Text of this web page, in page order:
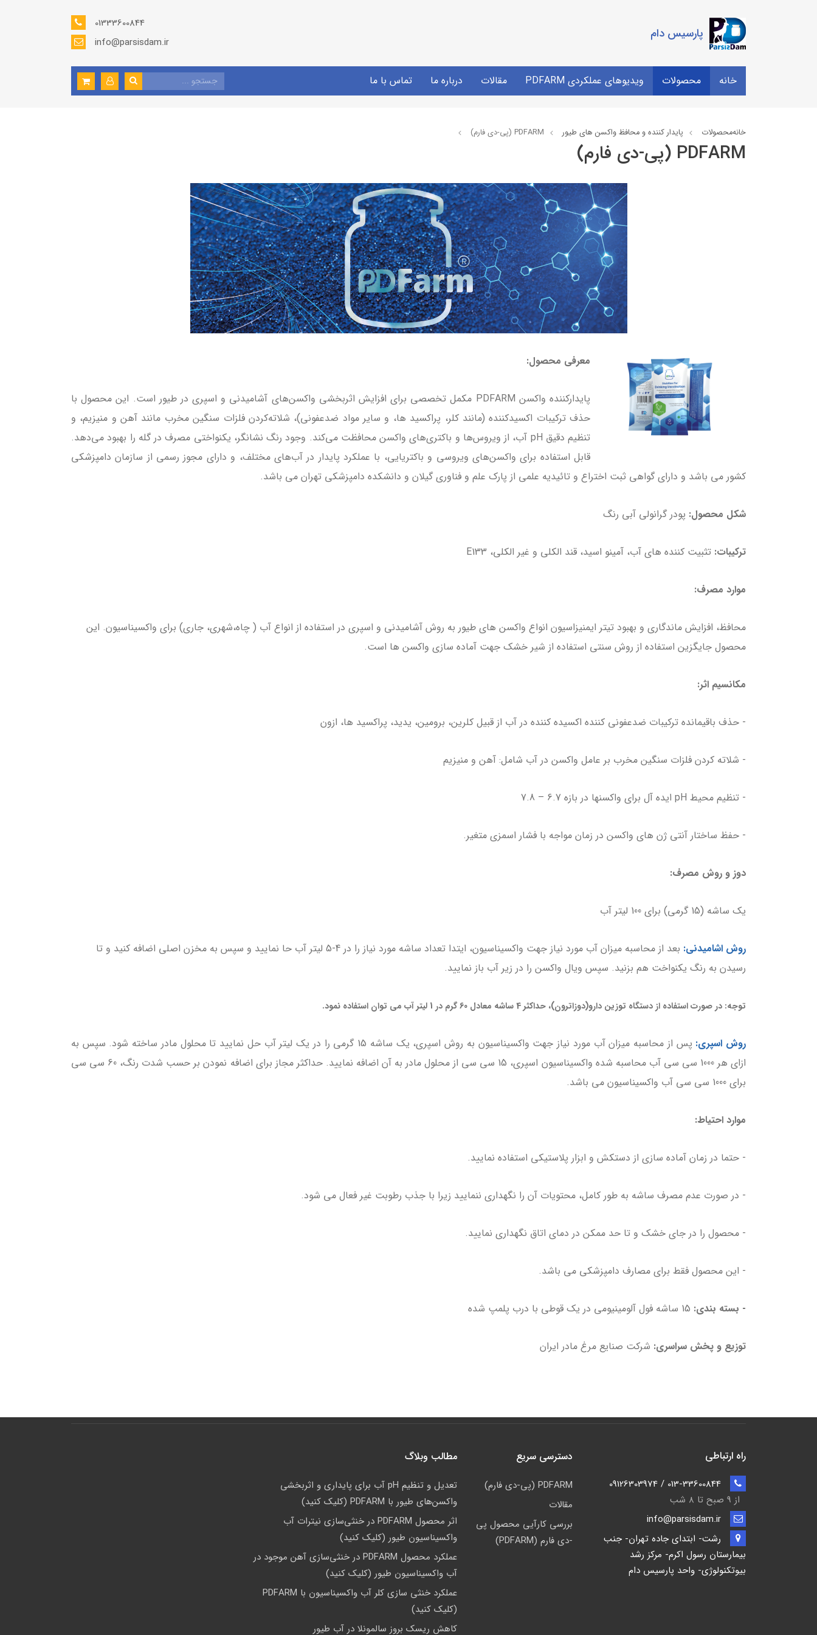
پارسیس دام
01333600844
info@parsisdam.ir
خانه محصولات ویدیوهای عملکردی PDFARM مقالات درباره ما تماس با ما
خانهمحصولات پایدار کننده و محافظ واکسن های طیور PDFARM (پی-دی فارم)
PDFARM (پی-دی فارم)
معرفی محصول:
پایدارکننده واکسن PDFARM مکمل تخصصی برای افزایش اثربخشی واکسن‌های آشامیدنی و اسپری در طیور است. این محصول با
حذف ترکیبات اکسیدکننده‌ (مانند کلر، پراکسید ها، و سایر مواد ضدعفونی)، شلاته‌کردن فلزات سنگین مخرب مانند آهن و منیزیم، و
تنظیم دقیق pH آب، از ویروس‌ها و باکتری‌های واکسن محافظت می‌کند. وجود رنگ نشانگر، یکنواختی مصرف در گله را بهبود می‌دهد.
قابل استفاده برای واکسن‌های ویروسی و باکتریایی، با عملکرد پایدار در آب‌های مختلف، و دارای مجوز رسمی از سازمان دامپزشکی
کشور می باشد و دارای گواهی ثبت اختراع و تائیدیه علمی از پارک علم و فناوری گیلان و دانشکده دامپزشکی تهران می باشد.
شکل محصول: پودر گرانولی آبی رنگ
ترکیبات: تثبیت کننده های آب، آمینو اسید، قند الکلی و غیر الکلی، E133
موارد مصرف:
محافظ، افزایش ماندگاری و بهبود تیتر ایمنیزاسیون انواع واکسن های طیور به روش آشامیدنی و اسپری در استفاده از انواع آب ( چاه،شهری، جاری) برای واکسیناسیون. این
محصول جایگزین استفاده از روش سنتی استفاده از شیر خشک جهت آماده سازی واکسن ها است.
مکانسیم اثر:
- حذف باقیمانده ترکیبات ضدعفونی کننده اکسیده کننده در آب از قبیل کلرین، برومین، یدید، پراکسید ها، ازون
- شلاته کردن فلزات سنگین مخرب بر عامل واکسن در آب شامل: آهن و منیزیم
- تنظیم محیط pH ایده آل برای واکسنها در بازه 6.7 – 7.8
- حفظ ساختار آنتی ژن های واکسن در زمان مواجه با فشار اسمزی متغیر.
دوز و روش مصرف:
یک ساشه (15 گرمی) برای 100 لیتر آب
روش اشامیدنی:
بعد از محاسبه میزان آب مورد نیاز جهت واکسیناسیون، ایتدا تعداد ساشه مورد نیاز را در 4-5 لیتر آب حا نمایید و سپس به مخزن اصلی اضافه کنید و تا
رسیدن به رنگ یکنواخت هم بزنید. سپس ویال واکسن را در زیر آب باز نمایید.
توجه: در صورت استفاده از دستگاه توزین دارو(دوزاترون)، حداکثر 4 ساشه معادل 60 گرم در 1 لیتر آب می توان استفاده نمود.
روش اسپری:
پس از محاسبه میزان آب مورد نیاز جهت واکسیناسیون به روش اسپری، یک ساشه 15 گرمی را در یک لیتر آب حل نمایید تا محلول مادر ساخته شود. سپس به
ازای هر 1000 سی سی آب محاسبه شده واکسیناسیون اسپری، 15 سی سی از محلول مادر به آن اضافه نمایید. حداکثر مجاز برای اضافه نمودن بر حسب شدت رنگ، 60 سی سی
برای 1000 سی سی آب واکسیناسیون می باشد.
موارد احتیاط:
- حتما در زمان آماده سازی از دستکش و ابزار پلاستیکی استفاده نمایید.
- در صورت عدم مصرف ساشه به طور کامل، محتویات آن را نگهداری ننمایید زیرا با جذب رطوبت غیر فعال می شود.
- محصول را در جای خشک و تا حد ممکن در دمای اتاق نگهداری نمایید.
- این محصول فقط برای مصارف دامپزشکی می باشد.
- بسته بندی:
توزیع و پخش سراسری: شرکت صنایع مرغ مادر ایران
راه ارتباطی
از 9 صبح تا ۸ شب
رشت- ابتدای جاده تهران- جنب
بیمارستان رسول اکرم- مرکز رشد
بیوتکنولوژی- واحد پارسیس دام
دسترسی سریع
PDFARM (پی-دی فارم)
مقالات
بررسی کارآیی محصول پی
-دی فارم (PDFARM)
مطالب وبلاگ
تعدیل و تنظیم pH آب برای پایداری و اثربخشی
واکسن‌های طیور با PDFARM (کلیک کنید)
اثر محصول PDFARM در خنثی‌سازی نیترات آب
واکسیناسیون طیور (کلیک کنید)
عملکرد محصول PDFARM در خنثی‌سازی آهن موجود در
آب واکسیناسیون طیور (کلیک کنید)
عملکرد خنثی سازی کلر آب واکسیناسیون با PDFARM
(کلیک کنید)
کاهش ریسک بروز سالمونلا در آب طیور